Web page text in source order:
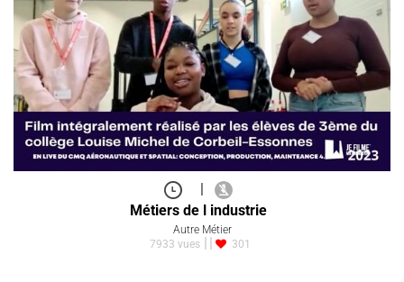
Métiers de l industrie
Autre Métier
7933 vues
301